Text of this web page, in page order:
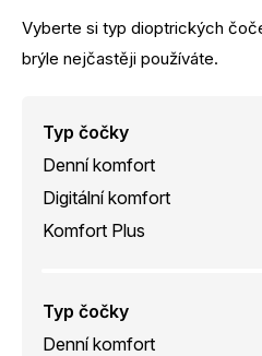
Vyberte si typ dioptrických
brýle nejčastěji používáte.
Typ čočky
Denní komfort
Digitální komfort
Komfort Plus
Typ čočky
Denní komfort